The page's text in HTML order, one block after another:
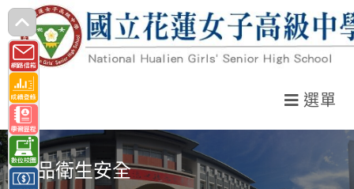
跳
轉
至
主
要
內
容
選單
食品衛生安全